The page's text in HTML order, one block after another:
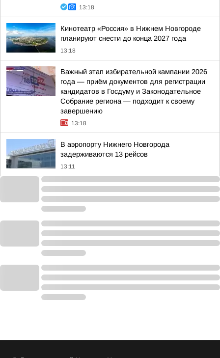
13:18
Кинотеатр «Россия» в Нижнем Новгороде
планируют снести до конца 2027 года
13:18
Важный этап избирательной кампании 2026
года — приём документов для регистрации
кандидатов в Госдуму и Законодательное
Собрание региона — подходит к своему
завершению
13:18
В аэропорту Нижнего Новгорода
задерживаются 13 рейсов
13:11